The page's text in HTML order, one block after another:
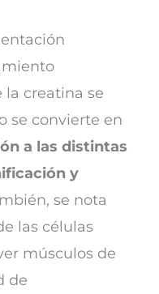
la creatina se
se convierte en
a las distintas
y
se nota
las células
músculos de
de